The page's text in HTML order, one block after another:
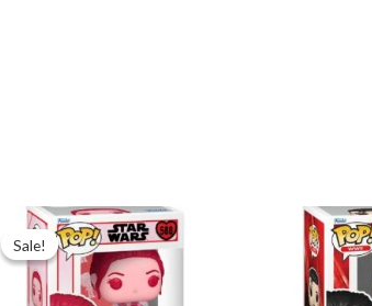
Sale!
Sale!
Pierwotna
cena
wynosiła:
93,79 zł.
Aktualna
cena
wynosi:
66,99 zł.